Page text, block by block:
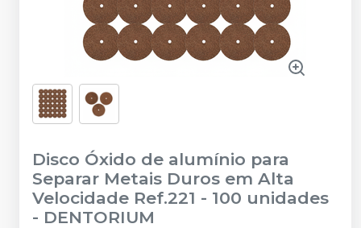
Disco Óxido de alumínio para
Separar Metais Duros em Alta
Velocidade Ref.221 - 100 unidades
- DENTORIUM